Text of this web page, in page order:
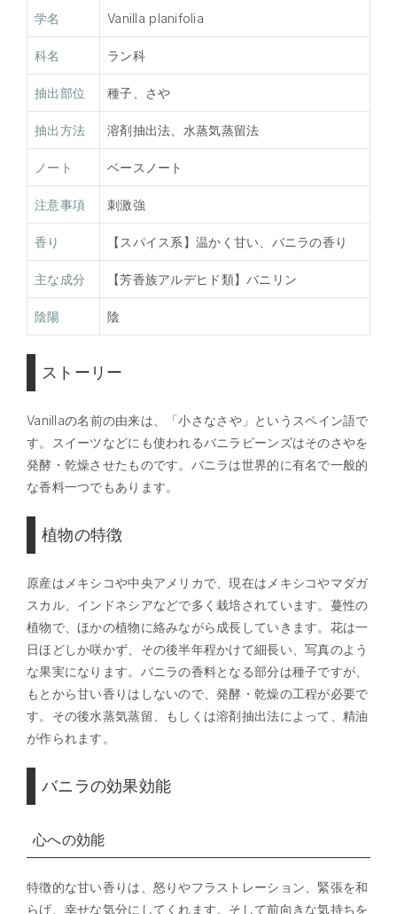
学名 Vanilla planifolia
科名 ラン科
抽出部位 種子、さや
抽出方法 溶剤抽出法、水蒸気蒸留法
ノート ベースノート
注意事項 刺激強
香り 【スパイス系】温かく甘い、バニラの香り
主な成分 【芳香族アルデヒド類】バニリン
陰陽 陰
ストーリー
Vanillaの名前の由来は、「小さなさや」というスペイン語で
す。スイーツなどにも使われるバニラビーンズはそのさやを
発酵・乾燥させたものです。バニラは世界的に有名で一般的
な香料一つでもあります。
植物の特徴
原産はメキシコや中央アメリカで、現在はメキシコやマダガ
スカル、インドネシアなどで多く栽培されています。蔓性の
植物で、ほかの植物に絡みながら成長していきます。花は一
日ほどしか咲かず、その後半年程かけて細長い、写真のよう
な果実になります。バニラの香料となる部分は種子ですが、
もとから甘い香りはしないので、発酵・乾燥の工程が必要で
す。その後水蒸気蒸留、もしくは溶剤抽出法によって、精油
が作られます。
バニラの効果効能
心への効能
特徴的な甘い香りは、怒りやフラストレーション、緊張を和
らげ、幸せな気分にしてくれます。そして前向きな気持ちを